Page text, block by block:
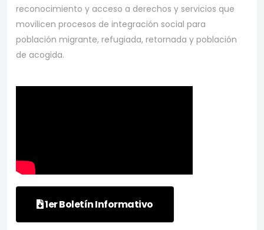
reconocimiento y acceso a derechos y servicios que
movilicen procesos de integración social para
población migrante, refugiada, retornada y población
de acogida.
1er Boletín Informativo